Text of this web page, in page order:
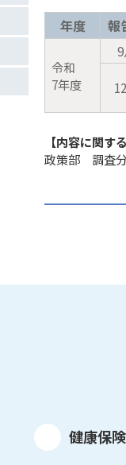
年度 報
令和
7年度
【内容に関す
政策部 調査
健康保